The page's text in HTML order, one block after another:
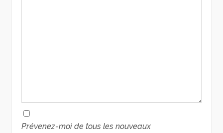
Prévenez-moi de tous les nouveaux